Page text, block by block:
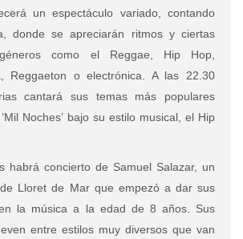
un espectáculo variado, contando
donde se apreciarán ritmos y ciertas
como el Reggae, Hip Hop,
Reggaeton o electrónica. A las 22.30
cantará sus temas más populares
‘Mil Noches’ bajo su estilo musical, el Hip
habrá concierto de Samuel Salazar, un
Lloret de Mar que empezó a dar sus
la música a la edad de 8 años. Sus
entre estilos muy diversos que van